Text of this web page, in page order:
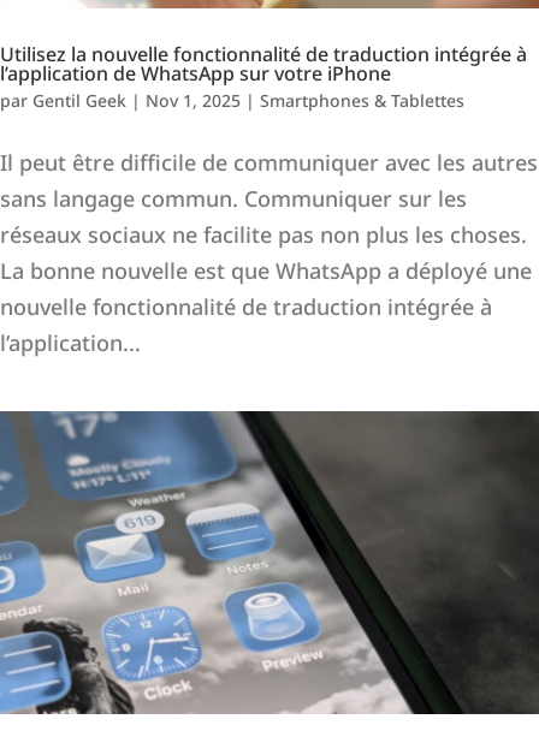
Utilisez la nouvelle fonctionnalité de traduction intégrée à
l’application de WhatsApp sur votre iPhone
par Gentil Geek | Nov 1, 2025 | Smartphones & Tablettes
Il peut être difficile de communiquer avec les autres
sans langage commun. Communiquer sur les
réseaux sociaux ne facilite pas non plus les choses.
La bonne nouvelle est que WhatsApp a déployé une
nouvelle fonctionnalité de traduction intégrée à
l’application...